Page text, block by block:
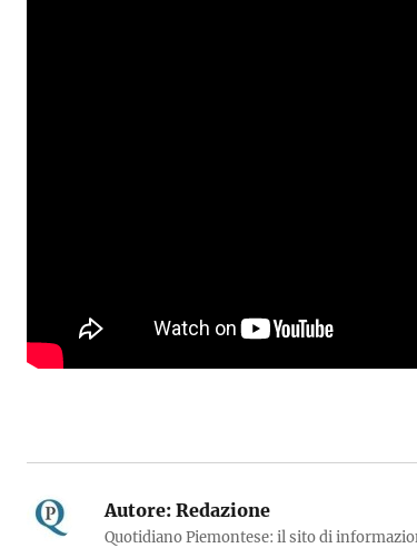
Autore: Redazione
Quotidiano Piemontese: il sito di